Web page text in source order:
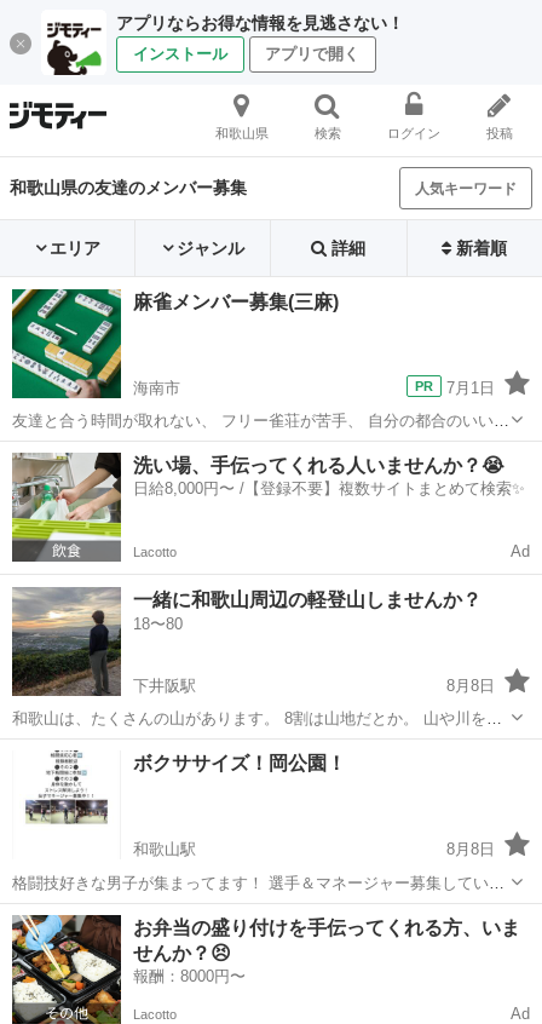
アプリならお得な情報を見逃さない！
インストール アプリで開く
和歌山県 検索 ログイン 投稿
和歌山県の友達のメンバー募集 人気キーワード
エリア ジャンル 詳細 新着順
麻雀メンバー募集(三麻)
海南市
7月1日
友達と合う時間が取れない、 フリー雀荘が苦手、 自分の都合のいい時
に麻雀を打ちたい等、 色んな理由でなかなか好きな麻雀が出来ない方
を募集してます。 それぞれで曜日や時間帯を合わせて無理なく麻雀を
打ちたいです。 ...
和歌山 海南市 友達 全自動麻雀卓
洗い場、手伝ってくれる人いませんか？😭
日給8,000円〜 /【登録不要】複数サイトまとめて検索✨
Lacotto Ad
一緒に和歌山周辺の軽登山しませんか？
18〜80
下井阪駅
8月8日
和歌山は、たくさんの山があります。 8割は山地だとか。 山や川を歩
いて身体を癒し 何か目指して登山してみませんか？ 疲れたら何度も休
憩もOKです。 足や腰が疲れたら足踏み整体もできます。 みなさんと
頑張って登りましょう。
和歌山 紀の川市 下井阪駅 登山
ボクササイズ！岡公園！
和歌山駅
8月8日
格闘技好きな男子が集まってます！ 選手＆マネージャー募集していま
す！ お気軽にチャットいつでもどうぞ！！
和歌山 和歌山市 和歌山駅 友達
お弁当の盛り付けを手伝ってくれる方、いま
せんか？😣
報酬：8000円〜
Lacotto Ad